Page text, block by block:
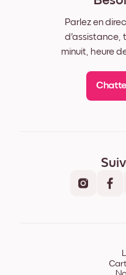
Parlez en
d'assistance,
minuit, heure